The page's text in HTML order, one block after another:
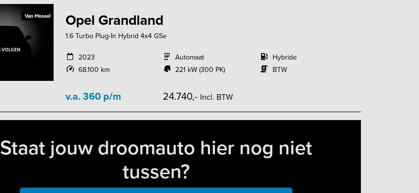
Opel Grandland
1.6 Turbo Plug-In Hybrid 4x4 GSe
2023
68.100 km
Automaat
221 kW (300 PK)
Hybride
BTW
v.a. 360 p/m 24.740,- Incl. BTW
Staat jouw droomauto hier nog niet
tussen?